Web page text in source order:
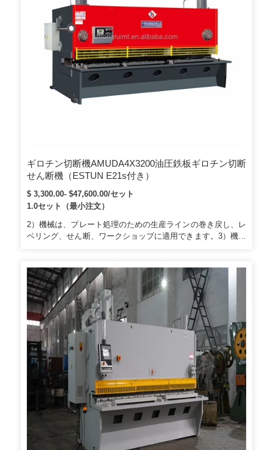
ギロチン切断機AMUDA4X3200油圧鉄板ギロチン切断
せん断機（ESTUN E21s付き）
$ 3,300.00- $47,600.00/セット
1.0セット（最小注文）
2）機械は、プレート処理のための生産ラインの巻き戻し、レ
ベリング、せん断、ワークショップに適用できます。3）機械
ボックストランスミッションシステムを使用し、メインアク
シルと直接接続し、コンパクトな構造で、ギアは良好な潤滑
性、低騒音、長寿命を備えています。 8）空気圧クラッチ装
置、高摩擦、長寿命、クラッチ速度を備えた機械は、せん断
速度を向上させるために高速です。